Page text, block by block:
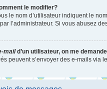
le modifier?
le nom d’utilisateur indiquent le
l’administrateur. Si vous abusez
maild’un utilisateur, on me
peuvent s’envoyer des e-mails via